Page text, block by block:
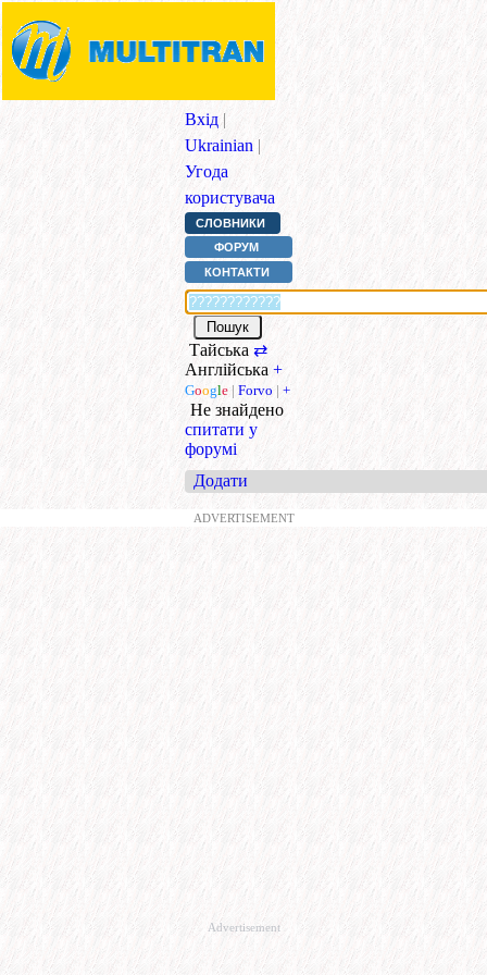
Вхід |
Ukrainian |
Угода
користувача
СЛОВНИКИ
ФОРУМ
КОНТАКТИ
Тайська ⇄
Англійська +
Google | Forvo | +
Не знайдено
спитати у
форумі
Додати
ADVERTISEMENT
Advertisement